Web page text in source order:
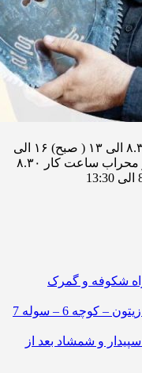
ساعات کار شعبه مرکزی : ساعت کار ۸.۳۰ الی ۱۳ ( صبح) ۱۶ الی
۲۰ (عصر ) / ساعات کار شعبه کیان ابزار محراب ساعت کار ۸.۳۰
شکوفه و گمرک
شعبه 2 : شهرک دستغیب – خیابان زیتون – کوچه 6 – سوله 7
سپیدار و شمشاد بعد از